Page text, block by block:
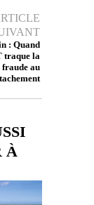
: Quand
traque la
fraude au
À